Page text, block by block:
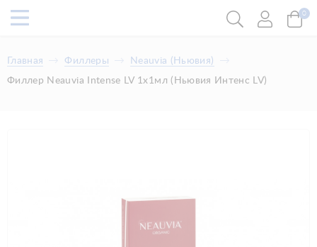
0
Главная Филлеры
Neauvia (Ньювия)
Филлер Neauvia Intense LV 1x1мл (Ньювия Интенс LV)